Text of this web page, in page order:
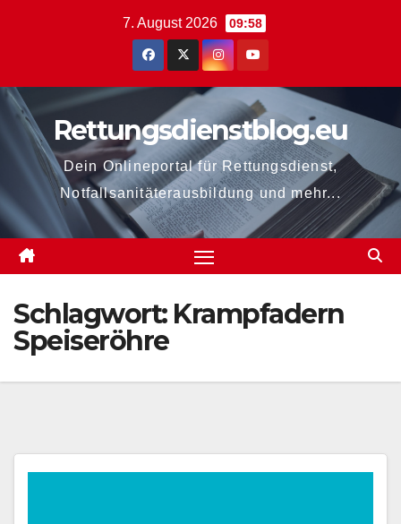
7. August 2026 09:58
Rettungsdienstblog.eu
Dein Onlineportal für Rettungsdienst,
Notfallsanitäterausbildung und mehr...
Schlagwort: Krampfadern
Speiseröhre